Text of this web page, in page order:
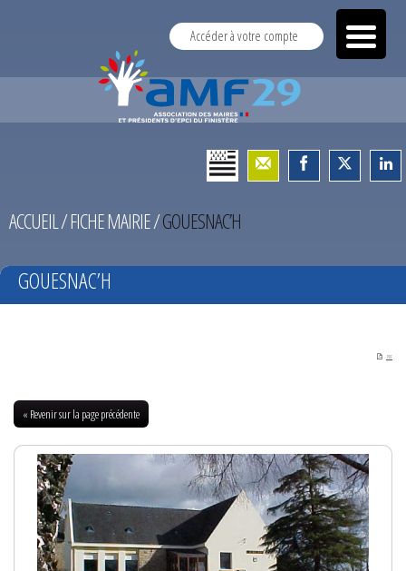
Accéder à votre compte
ACCUEIL/FICHE MAIRIE/GOUESNAC’H
GOUESNAC’H
PDF
« Revenir sur la page précédente